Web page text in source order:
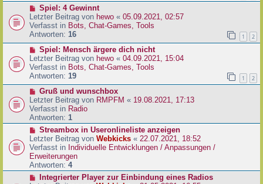
a
g
B
e
i
t
r
a
g
N
e
u
e
r
B
e
i
t
r
a
g
Spiel: 4 Gewinnt
Letzter Beitrag von hewo « 05.09.2021, 02:57
Verfasst in Bots, Chat-Games, Tools
Antworten: 16 1 2
N
e
u
e
r
B
e
i
t
a
g
Spiel: Mensch ärgere dich nicht
Letzter Beitrag von hewo « 04.09.2021, 15:04
Verfasst in Bots, Chat-Games, Tools
Antworten: 19 1 2
N
e
u
e
r
B
e
i
t
r
a
Gruß und wunschbox
Letzter Beitrag von RMPFM « 19.08.2021, 17:13
Verfasst in Radio
Antworten: 1
N
e
u
e
r
B
e
Streambox in Useronlineliste anzeigen
Letzter Beitrag von Webkicks « 22.07.2021, 18:52
Verfasst in Individuelle Entwicklungen / Anpassungen /
Erweiterungen
Antworten: 4
NIntegrierter Player zur Einbindung eines Radios